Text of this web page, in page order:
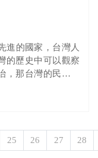
進的國家，台灣人
的歷史中可以觀察
那台灣的民主制
25 26 27 28